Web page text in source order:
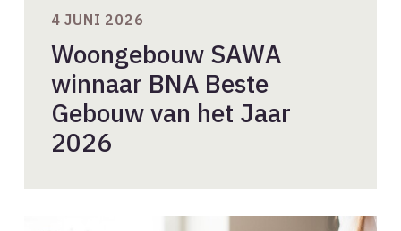
Woongebouw SAWA
winnaar BNA Beste
Gebouw van het Jaar
2026
4 JUNI 2026